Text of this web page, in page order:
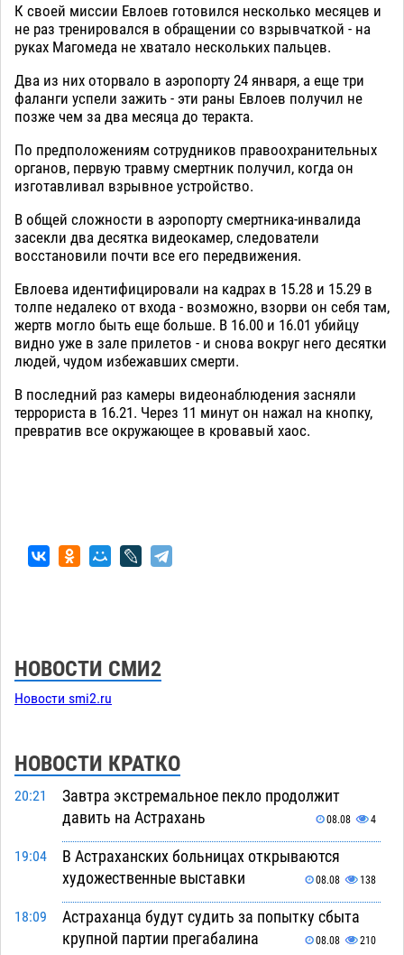
К своей миссии Евлоев готовился несколько месяцев и
не раз тренировался в обращении со взрывчаткой - на
руках Магомеда не хватало нескольких пальцев.
Два из них оторвало в аэропорту 24 января, а еще три
фаланги успели зажить - эти раны Евлоев получил не
позже чем за два месяца до теракта.
По предположениям сотрудников правоохранительных
органов, первую травму смертник получил, когда он
изготавливал взрывное устройство.
В общей сложности в аэропорту смертника-инвалида
засекли два десятка видеокамер, следователи
восстановили почти все его передвижения.
Евлоева идентифицировали на кадрах в 15.28 и 15.29 в
толпе недалеко от входа - возможно, взорви он себя там,
жертв могло быть еще больше. В 16.00 и 16.01 убийцу
видно уже в зале прилетов - и снова вокруг него десятки
людей, чудом избежавших смерти.
В последний раз камеры видеонаблюдения засняли
террориста в 16.21. Через 11 минут он нажал на кнопку,
превратив все окружающее в кровавый хаос.
НОВОСТИ СМИ2
Новости smi2.ru
НОВОСТИ КРАТКО
20:21
Завтра экстремальное пекло продолжит
давить на Астрахань
08.08 4
19:04
В Астраханских больницах открываются
художественные выставки
08.08 138
18:09
Астраханца будут судить за попытку сбыта
крупной партии прегабалина
08.08 210